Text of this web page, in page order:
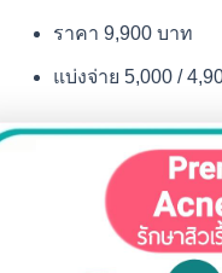
ราคา 9,900 บาท
แบ่งจ่าย 5,000 /